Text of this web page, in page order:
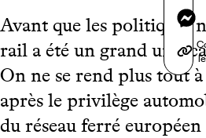
Avant que les politiques
rail a été un grand
On ne se rend plus tout
après le privilège
du réseau ferré